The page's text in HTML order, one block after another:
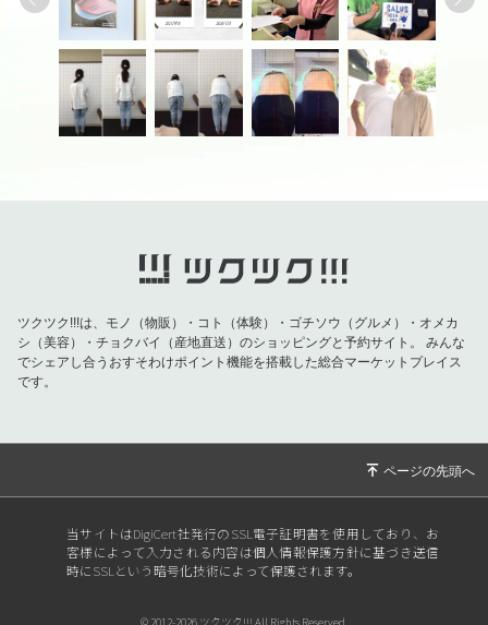
ツクツク!!!は、モノ（物販）・コト（体験）・ゴチソウ（グルメ）・オメカ
シ（美容）・チョクバイ（産地直送）のショッピングと予約サイト。
みんな
でシェアし合うおすそわけポイント機能を搭載した総合マーケットプレイス
です。
当サイトはDigiCert社発行のSSL電子証明書を使用しており、お
客様によって入力される内容は個人情報保護方針に基づき送信
時にSSLという暗号化技術によって保護されます。
© 2012-2026 ツクツク!!! All Rights Reserved.